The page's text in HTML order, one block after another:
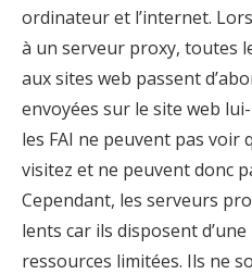
ordinateur et l’internet.
à un serveur proxy, toutes
aux sites web passent
envoyées sur le site web
les FAI ne peuvent pas voir
visitez et ne peuvent donc
Cependant, les serveurs
lents car ils disposent
ressources limitées. Ils ne